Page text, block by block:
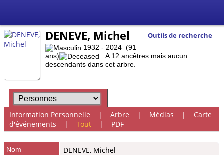
Outils de recherche
DENEVE, Michel
1932 - 2024 (91
ans)
A 12 ancêtres mais aucun
descendants dans cet arbre.
Information Personnelle | Arbre | Médias | Carte
d'événements | Tout| PDF
Nom DENEVE, Michel